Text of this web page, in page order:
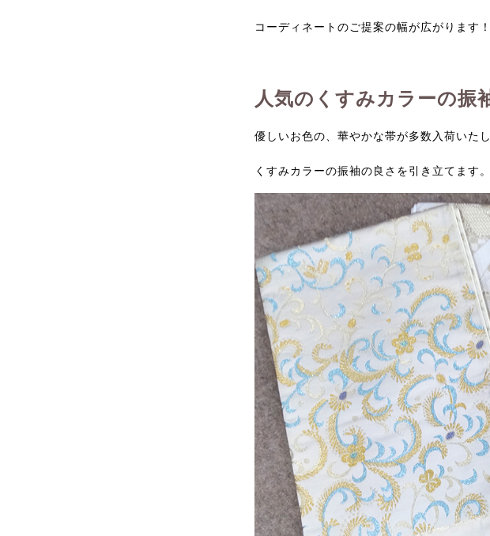
コーディネートのご提案の幅が広がります！
人気のくすみカラーの振
優しいお色の、華やかな帯が多数入荷いたし
くすみカラーの振袖の良さを引き立てます。